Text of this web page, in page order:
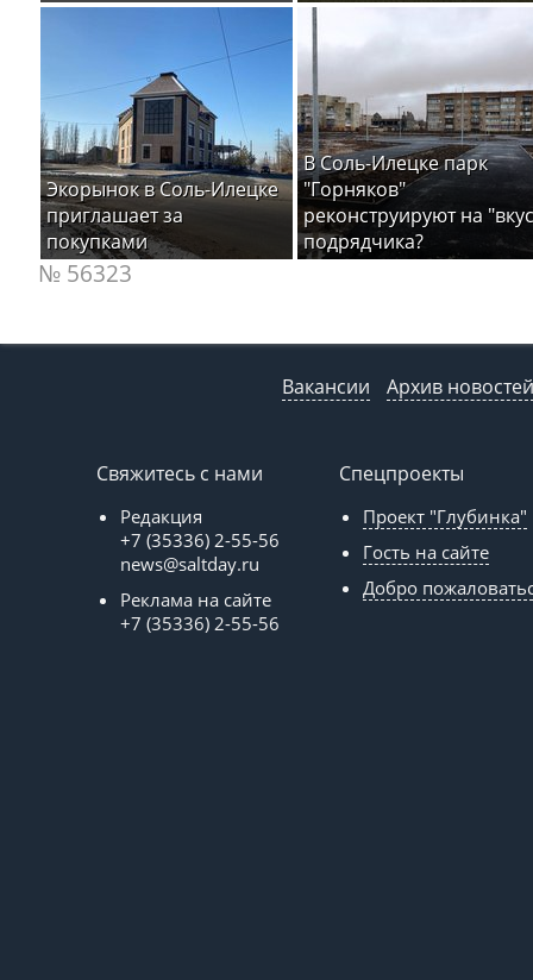
Экорынок в Соль-Илецке
приглашает за
покупками
В Соль-Илецке парк
"Горняков"
реконструируют на
подрядчика?
№ 56323
Вакансии Архив новостей
Свяжитесь с нами
Редакция
+7 (35336) 2-55-56
news@saltday.ru
Реклама на сайте
+7 (35336) 2-55-56
Спецпроекты
Проект "Глубинка"
Гость на сайте
Добро